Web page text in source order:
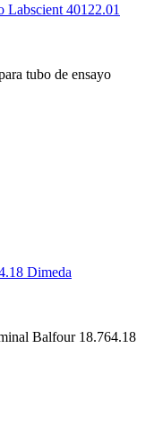
Labscient 40122.01
tubo de ensayo
Dimeda
Balfour 18.764.18